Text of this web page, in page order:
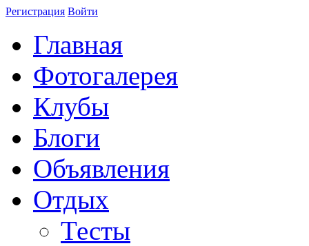
Регистрация Войти
Главная
Фотогалерея
Клубы
Блоги
Объявления
Отдых
Тесты